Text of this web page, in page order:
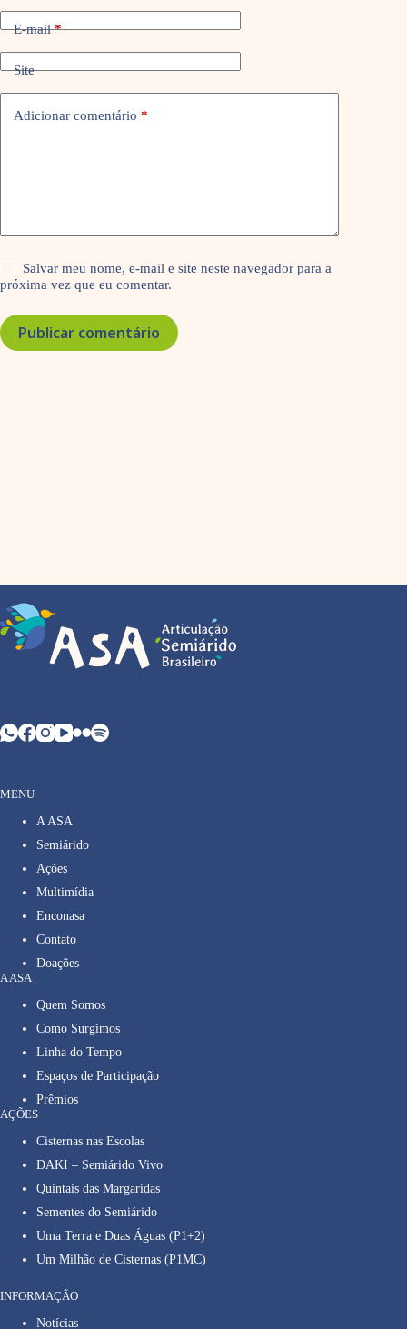
E-mail*
Site
Adicionar comentário *
Salvar meu nome, e-mail e site neste navegador para a
próxima vez que eu comentar.
Publicar comentário
MENU
A ASA
Semiárido
Ações
Multimídia
Enconasa
Contato
Doações
A ASA
Quem Somos
Como Surgimos
Linha do Tempo
Espaços de Participação
Prêmios
AÇÕES
Cisternas nas Escolas
DAKI – Semiárido Vivo
Quintais das Margaridas
Sementes do Semiárido
Uma Terra e Duas Águas (P1+2)
Um Milhão de Cisternas (P1MC)
INFORMAÇÃO
Notícias